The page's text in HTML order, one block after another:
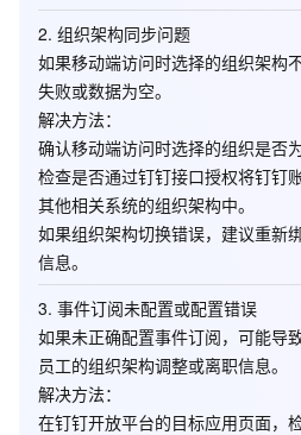
2. 组织架构同步问题
如果移动端访问时选择的组织架构
失败或数据为空。
解决方法：
确认移动端访问时选择的组织是否
检查是否通过钉钉接口授权将钉钉
其他相关系统的组织架构中。
如果组织架构切换错误，建议重新
信息。
3. 事件订阅未配置或配置错误
如果未正确配置事件订阅，可能导
员工的组织架构调整或离职信息。
解决方法：
在钉钉开放平台的目标应用页面，